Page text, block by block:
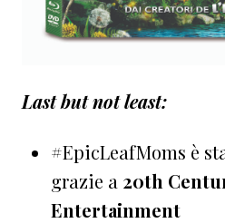
Last but not least:
#EpicLeafMoms è
grazie a 20th
Entertainment